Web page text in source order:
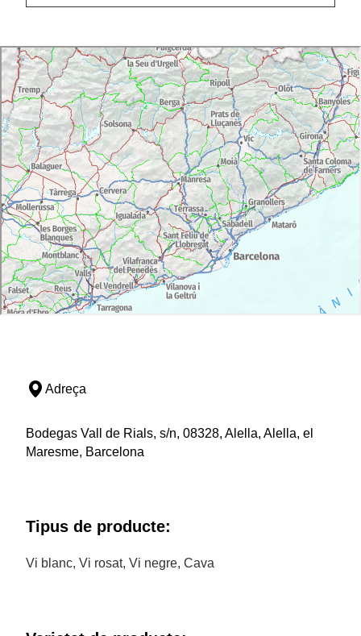
Adreça
Bodegas Vall de Rials, s/n, 08328, Alella, Alella, el
Maresme, Barcelona
Tipus de producte:
Vi blanc, Vi rosat, Vi negre, Cava